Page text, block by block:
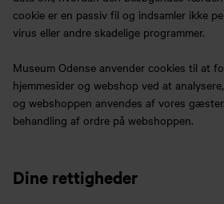
cookie er en passiv fil og indsamler ikke
virus eller andre skadelige programmer.
Museum Odense anvender cookies til at
hjemmesider og webshop ved at
og webshoppen anvendes af vores
behandling af ordre på webshoppen.
Dine rettigheder